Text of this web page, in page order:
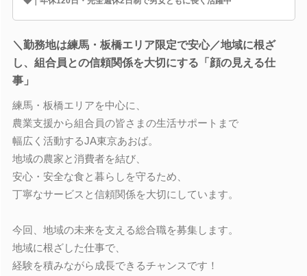
＼勤務地は練馬・板橋エリア限定で安心／地域に根ざ
し、組合員との信頼関係を大切にする「顔の見える仕
事」
練馬・板橋エリアを中心に、
農業支援から組合員の皆さまの生活サポートまで
幅広く活動するJA東京あおば。
地域の農家と消費者を結び、
安心・安全な食と暮らしを守るため、
丁寧なサービスと信頼関係を大切にしています。
今回、地域の未来を支える総合職を募集します。
地域に根ざした仕事で、
経験を積みながら成長できるチャンスです！